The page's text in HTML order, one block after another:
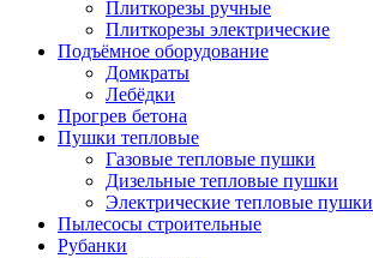
Плиткорезы ручные
Плиткорезы электрические
Подъёмное оборудование
Домкраты
Лебёдки
Прогрев бетона
Пушки тепловые
Газовые тепловые пушки
Дизельные тепловые пушки
Электрические тепловые пушки
Пылесосы строительные
Рубанки